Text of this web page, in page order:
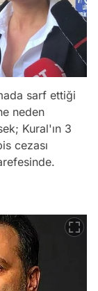
sarf ettiği
neden
Kural'ın 3
cezası